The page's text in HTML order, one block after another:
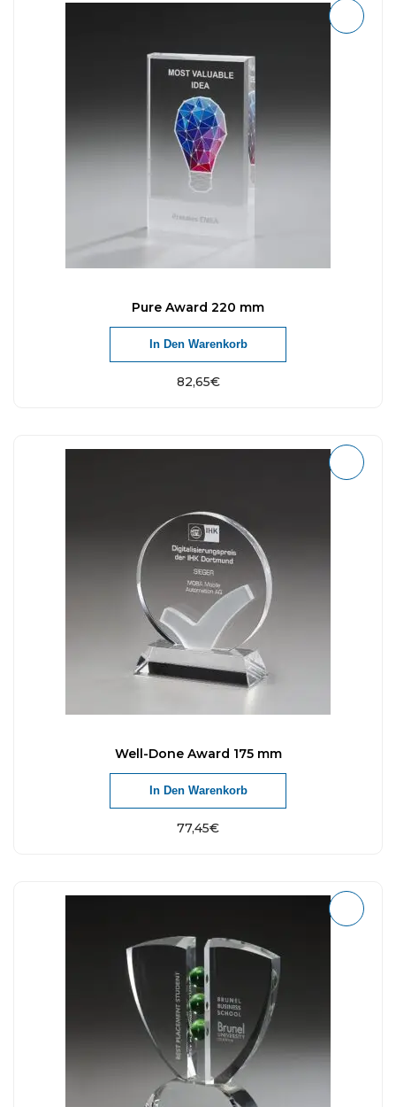
Pure Award 220 mm
82,65€
In Den Warenkorb
Well-Done Award 175 mm
77,45€
In Den Warenkorb